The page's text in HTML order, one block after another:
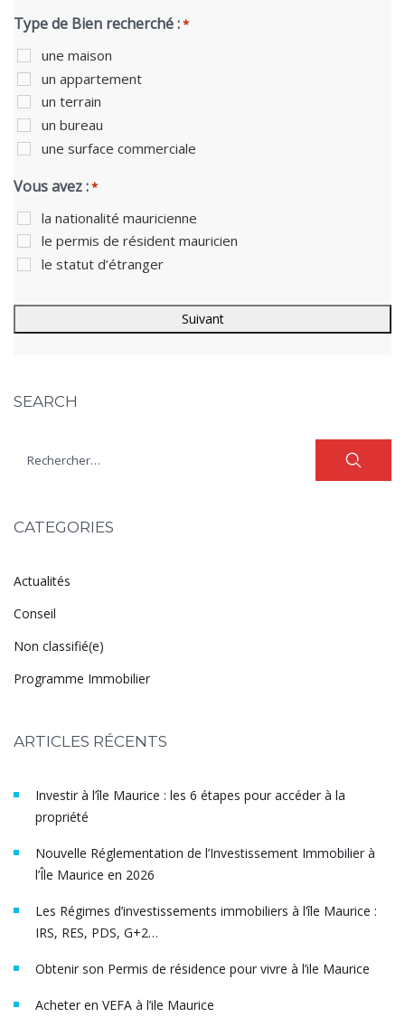
Type de Bien recherché :*
une maison
un appartement
un terrain
un bureau
une surface commerciale
Vous avez :*
la nationalité mauricienne
le permis de résident mauricien
le statut d’étranger
SEARCH
CATEGORIES
Actualités
Conseil
Non classifié(e)
Programme Immobilier
ARTICLES RÉCENTS
Investir à l’île Maurice : les 6 étapes pour accéder à la
propriété
Nouvelle Réglementation de l’Investissement Immobilier à
l’Île Maurice en 2026
Les Régimes d’investissements immobiliers à l’île Maurice :
IRS, RES, PDS, G+2…
Obtenir son Permis de résidence pour vivre à l’ile Maurice
Acheter en VEFA à l’ile Maurice